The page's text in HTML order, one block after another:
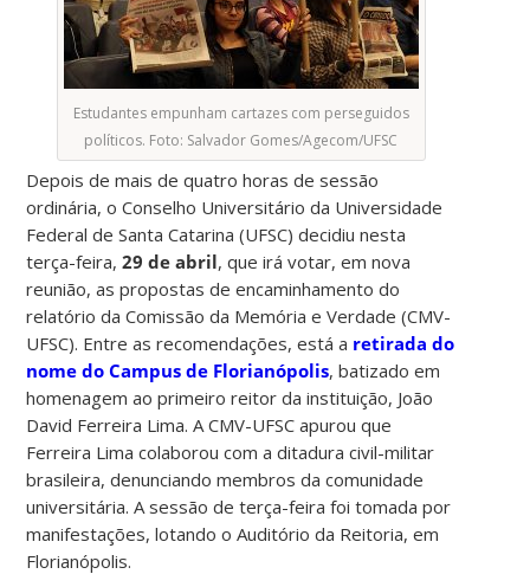
Estudantes empunham cartazes com perseguidos
políticos. Foto: Salvador Gomes/Agecom/UFSC
Depois de mais de quatro horas de sessão
ordinária, o Conselho Universitário da Universidade
Federal de Santa Catarina (UFSC) decidiu nesta
terça-feira,29 de abril, que irá votar, em nova
reunião, as propostas de encaminhamento do
relatório da Comissão da Memória e Verdade (CMV-
UFSC). Entre as recomendações, está a retirada do
nome do Campus de Florianópolis, batizado em
homenagem ao primeiro reitor da instituição, João
David Ferreira Lima. A CMV-UFSC apurou que
Ferreira Lima colaborou com a ditadura civil-militar
brasileira, denunciando membros da comunidade
universitária. A sessão de terça-feira foi tomada por
manifestações, lotando o Auditório da Reitoria, em
Florianópolis.